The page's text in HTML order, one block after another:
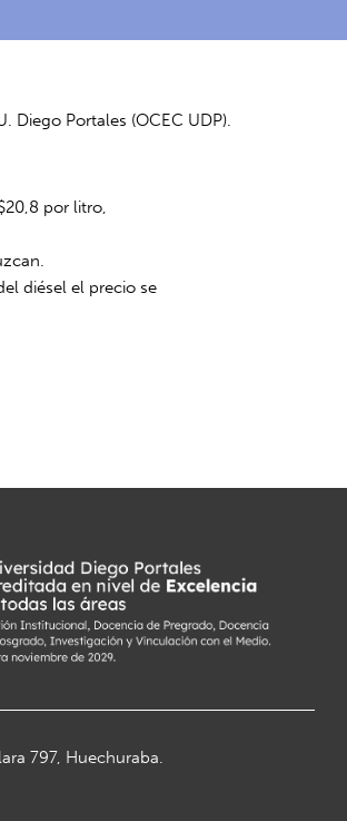
Diego Portales (OCEC UDP).
por litro,
diésel el precio se
797, Huechuraba.